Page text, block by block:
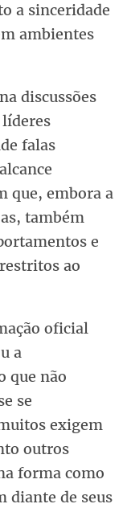
a sinceridade
ambientes
discussões
líderes
falas
que, embora a
também
e
ao
oficial
a
que não
se
exigem
outros
forma como
diante de seus